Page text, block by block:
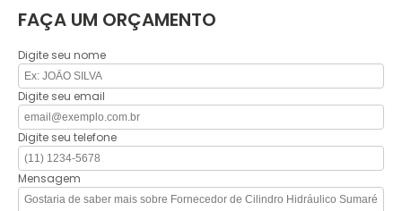
FAÇA UM ORÇAMENTO
Digite seu nome
Digite seu email
Digite seu telefone
Mensagem